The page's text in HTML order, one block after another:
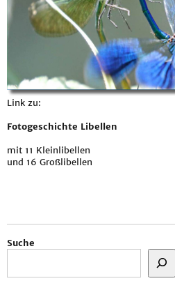
Link zu:
Fotogeschichte Libellen
mit 11 Kleinlibellen
und 16 Großlibellen
Suche